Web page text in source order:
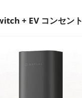
+ EV コンセント